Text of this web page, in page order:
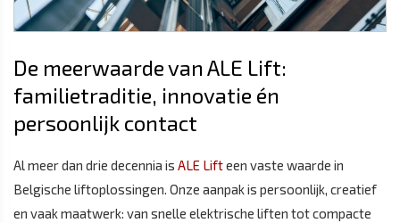
De meerwaarde van ALE Lift:
familietraditie, innovatie én
persoonlijk contact
Al meer dan drie decennia is ALE Lifteen vaste waarde in
Belgische liftoplossingen. Onze aanpak is persoonlijk, creatief
en vaak maatwerk: van snelle elektrische liften tot compacte